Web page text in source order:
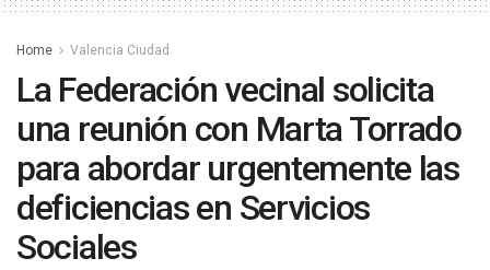
Home Valencia Ciudad
La Federación vecinal solicita
una reunión con Marta Torrado
para abordar urgentemente las
deficiencias en Servicios
Sociales